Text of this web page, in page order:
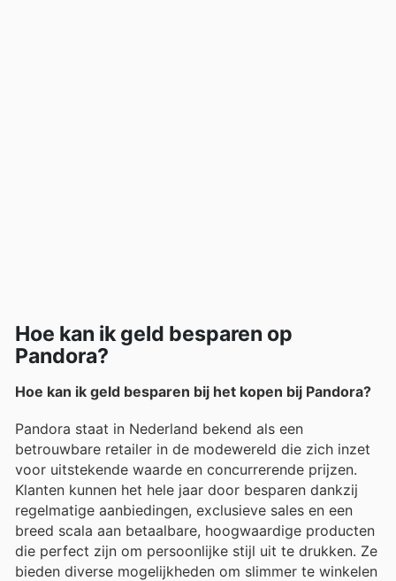
Hoe kan ik geld besparen op
Pandora?
Hoe kan ik geld besparen bij het kopen bij Pandora?
Pandora staat in Nederland bekend als een
betrouwbare retailer in de modewereld die zich inzet
voor uitstekende waarde en concurrerende prijzen.
Klanten kunnen het hele jaar door besparen dankzij
regelmatige aanbiedingen, exclusieve sales en een
breed scala aan betaalbare, hoogwaardige producten
die perfect zijn om persoonlijke stijl uit te drukken. Ze
bieden diverse mogelijkheden om slimmer te winkelen